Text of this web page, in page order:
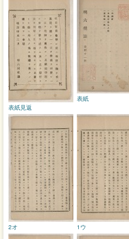
表紙
表紙見返
1ウ
2オ